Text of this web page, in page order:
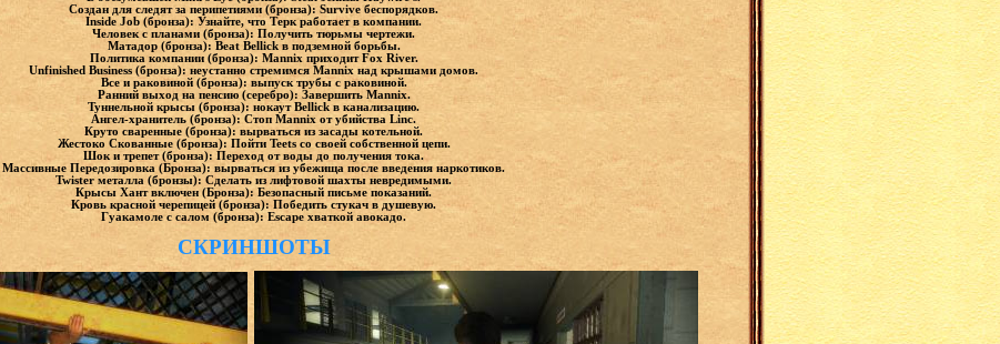
Создан для следят за перипетиями (бронза): Survive беспорядков.
Inside Job (бронза): Узнайте, что Терк работает в компании.
Человек с планами (бронза): Получить тюрьмы чертежи.
Матадор (бронза): Beat Bellick в подземной борьбы.
Политика компании (бронза): Mannix приходит Fox River.
Unfinished Business (бронза): неустанно стремимся Mannix над крышами домов.
Все и раковиной (бронза): выпуск трубы с раковиной.
Ранний выход на пенсию (серебро): Завершить Mannix.
Туннельной крысы (бронза): нокаут Bellick в канализацию.
Ангел-хранитель (бронза): Стоп Mannix от убийства Linc.
Круто сваренные (бронза): вырваться из засады котельной.
Жестоко Скованные (бронза): Пойти Teets со своей собственной цепи.
Шок и трепет (бронза): Переход от воды до получения тока.
Массивные Передозировка (Бронза): вырваться из убежища после введения наркотиков.
Twister металла (бронзы): Сделать из лифтовой шахты невредимыми.
Крысы Хант включен (Бронза): Безопасный письме показаний.
Кровь красной черепицей (бронза): Победить стукач в душевую.
Гуакамоле с салом (бронза): Escape хваткой авокадо.
СКРИНШОТЫ